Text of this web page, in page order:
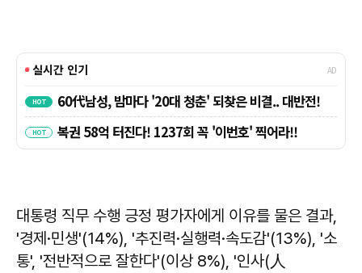
대통령 직무 수행 긍정 평가자에게 이유를 물은 결과,
'경제·민생'(14%), '추진력·실행력·속도감'(13%), '소
통', '전반적으로 잘한다'(이상 8%), '인사(人